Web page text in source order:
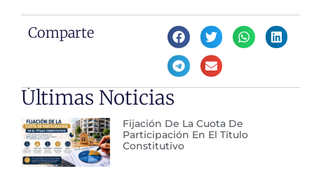
Comparte
Últimas Noticias
Fijación De La Cuota De
Participación En El Título
Constitutivo